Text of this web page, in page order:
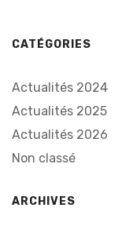
CATÉGORIES
Actualités 2024
Actualités 2025
Actualités 2026
Non classé
ARCHIVES